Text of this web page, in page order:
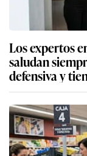
Los expertos
saludan
defensiva y